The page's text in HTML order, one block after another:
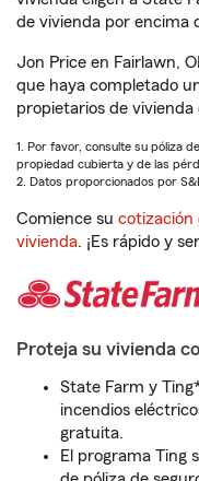
de vivienda por encima
Jon Price en Fairlawn,
que haya completado
propietarios de vivienda
1. Por favor, consulte su póliza
propiedad cubierta y de las
2. Datos proporcionados por
Comience su cotización
vivienda. ¡Es rápido y
Proteja su vivienda
State Farm y
incendios
gratuita.
El programa Ting